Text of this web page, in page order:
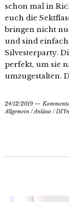
schon mal in
euch die
bringen nicht
und sind
Silvesterparty.
perfekt, um sie
umzugestalten.
24/12/2019
Allgemein /Anlässe /